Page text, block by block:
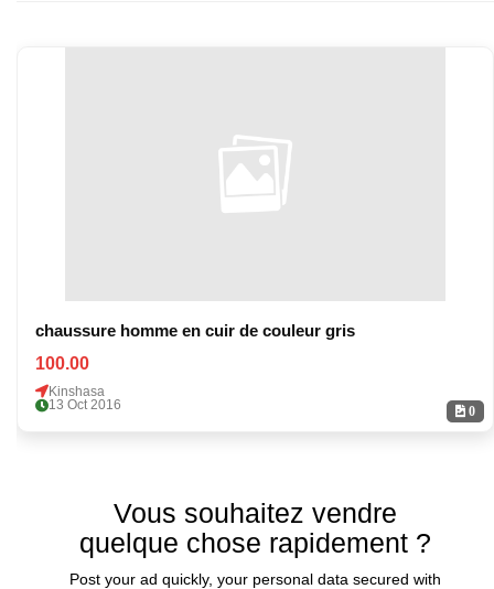
0
chaussure homme en cuir de couleur gris
100.00
Kinshasa
13 Oct 2016
Vous souhaitez vendre
quelque chose rapidement ?
Post your ad quickly, your personal data secured with